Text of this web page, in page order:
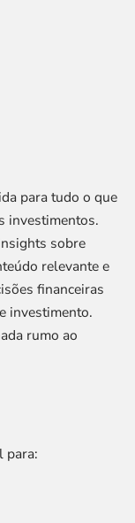
para tudo o que
investimentos.
sobre
relevante e
financeiras
investimento.
rumo ao
para: